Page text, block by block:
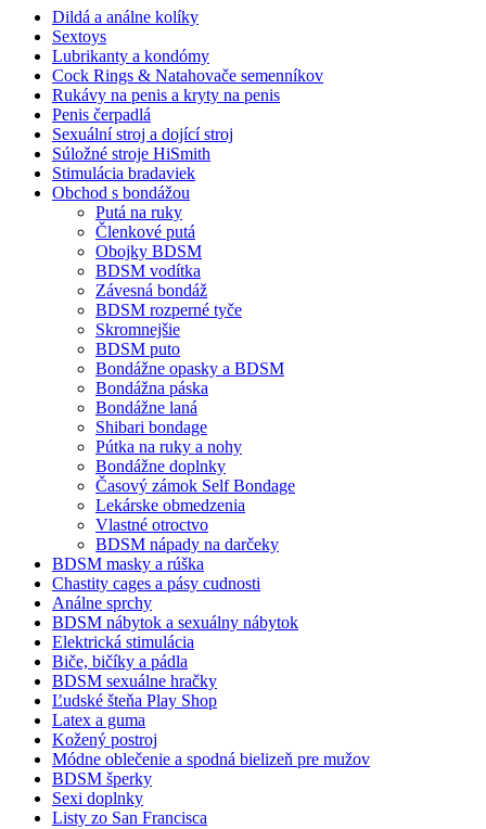
Dildá a análne kolíky
Sextoys
Lubrikanty a kondómy
Cock Rings & Natahovače semenníkov
Rukávy na penis a kryty na penis
Penis čerpadlá
Sexuální stroj a dojící stroj
Súložné stroje HiSmith
Stimulácia bradaviek
Obchod s bondážou
Putá na ruky
Členkové putá
Obojky BDSM
BDSM vodítka
Závesná bondáž
BDSM rozperné tyče
Skromnejšie
BDSM puto
Bondážne opasky a BDSM
Bondážna páska
Bondážne laná
Shibari bondage
Pútka na ruky a nohy
Bondážne doplnky
Časový zámok Self Bondage
Lekárske obmedzenia
Vlastné otroctvo
BDSM nápady na darčeky
BDSM masky a rúška
Chastity cages a pásy cudnosti
Análne sprchy
BDSM nábytok a sexuálny nábytok
Elektrická stimulácia
Biče, bičíky a pádla
BDSM sexuálne hračky
Ľudské šteňa Play Shop
Latex a guma
Kožený postroj
Módne oblečenie a spodná bielizeň pre mužov
BDSM šperky
Sexi doplnky
Listy zo San Francisca